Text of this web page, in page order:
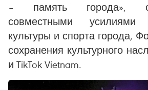
– память города»,
совместными усилиями
культуры и спорта города,
сохранения культурного
и TikTok Vietnam.